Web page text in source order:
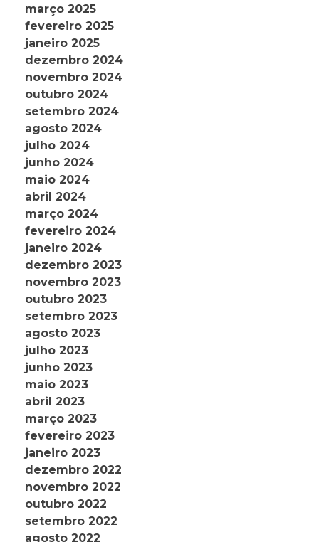
março 2025
fevereiro 2025
janeiro 2025
dezembro 2024
novembro 2024
outubro 2024
setembro 2024
agosto 2024
julho 2024
junho 2024
maio 2024
abril 2024
março 2024
fevereiro 2024
janeiro 2024
dezembro 2023
novembro 2023
outubro 2023
setembro 2023
agosto 2023
julho 2023
junho 2023
maio 2023
abril 2023
março 2023
fevereiro 2023
janeiro 2023
dezembro 2022
novembro 2022
outubro 2022
setembro 2022
agosto 2022